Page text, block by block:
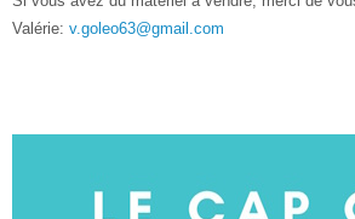
Valérie: v.goleo63@gmail.com